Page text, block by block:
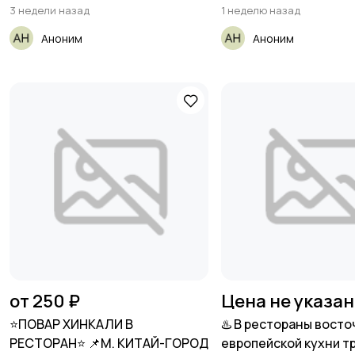
3 недели назад
Аноним
1 неделю назад
Аноним
от 250 ₽
⭐️ПОВАР ХИНКАЛИ В
РЕСТОРАН⭐️ 📌М. КИТАЙ-ГОРОД
Цена не
♨️ В рестораны
европейской кухни